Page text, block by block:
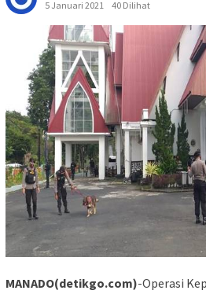
5 Januari 2021
40 Dilihat
MANADO(detikgo.com)-Operasi